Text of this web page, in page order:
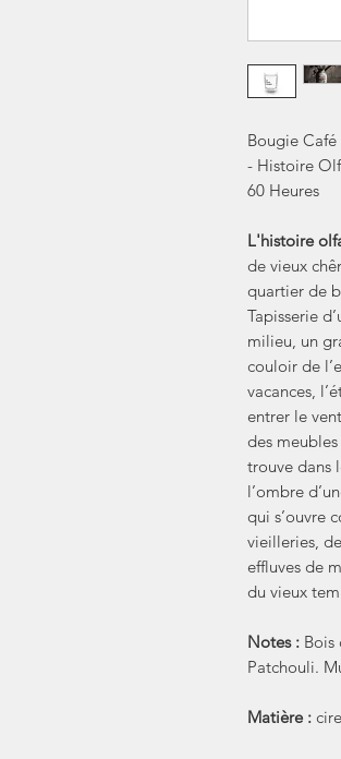
Bougie
- Histoire
60 Heures
L'histoire
de vieux
quartier de
Tapisserie
milieu, un
couloir de
vacances,
entrer le
des
trouve dans
l’ombre
qui s’ouvre
vieilleries,
effluves de
du vieux
Notes : Bois
Patchouli.
Matière :